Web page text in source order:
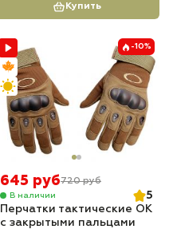
Купить
-10%
645 руб720 руб
В наличии
5
Перчатки тактические OK
с закрытыми пальцами